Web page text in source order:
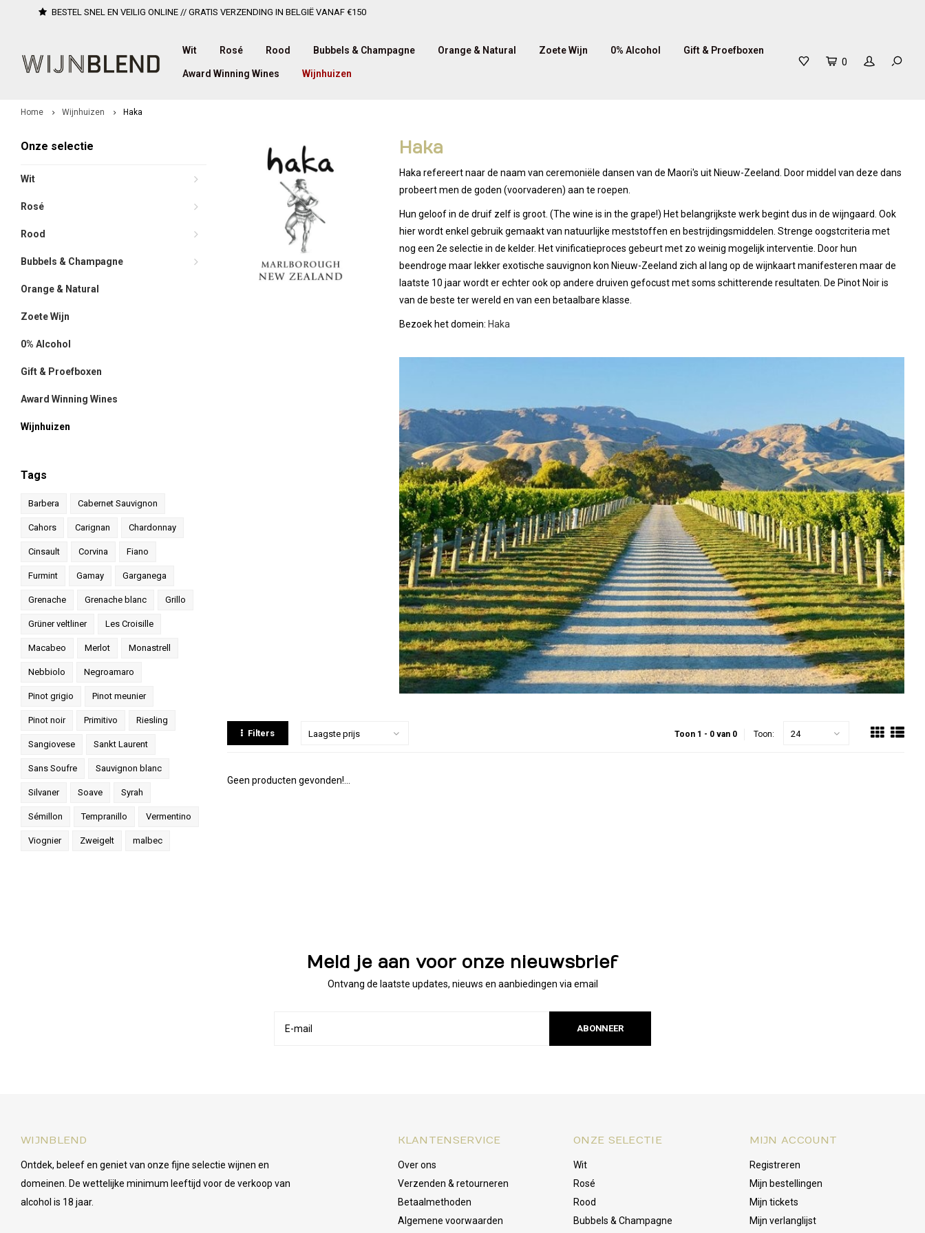
BESTEL SNEL EN VEILIG ONLINE // GRATIS VERZENDING IN BELGIË VANAF €150
Wit Rosé Rood Bubbels & Champagne Orange & Natural Zoete Wijn 0% Alcohol Gift & Proefboxen
Award Winning Wines Wijnhuizen
0
Home Wijnhuizen Haka
Onze selectie
Wit
Rosé
Rood
Bubbels & Champagne
Orange & Natural
Zoete Wijn
0% Alcohol
Gift & Proefboxen
Award Winning Wines
Wijnhuizen
Tags
Barbera Cabernet Sauvignon
Cahors Carignan Chardonnay
Cinsault Corvina Fiano
Furmint Gamay Garganega
Grenache Grenache blanc Grillo
Grüner veltliner Les Croisille
Macabeo Merlot Monastrell
Nebbiolo Negroamaro
Pinot grigio Pinot meunier
Pinot noir Primitivo Riesling
Sangiovese Sankt Laurent
Sans Soufre Sauvignon blanc
Silvaner Soave Syrah
Sémillon Tempranillo Vermentino
Viognier Zweigelt malbec
Haka
Haka refereert naar de naam van ceremoniële dansen van de Maori's uit Nieuw-Zeeland. Door middel van deze dans
probeert men de goden (voorvaderen) aan te roepen.
Hun geloof in de druif zelf is groot. (The wine is in the grape!) Het belangrijkste werk begint dus in de wijngaard. Ook
hier wordt enkel gebruik gemaakt van natuurlijke meststoffen en bestrijdingsmiddelen. Strenge oogstcriteria met
nog een 2e selectie in de kelder. Het vinificatieproces gebeurt met zo weinig mogelijk interventie. Door hun
beendroge maar lekker exotische sauvignon kon Nieuw-Zeeland zich al lang op de wijnkaart manifesteren maar de
laatste 10 jaar wordt er echter ook op andere druiven gefocust met soms schitterende resultaten. De Pinot Noir is
van de beste ter wereld en van een betaalbare klasse.
Bezoek het domein: Haka
Filters Laagste prijs Toon 1 - 0 van 0 Toon: 24
Geen producten gevonden!...
Meld je aan voor onze nieuwsbrief
Ontvang de laatste updates, nieuws en aanbiedingen via email
ABONNEER
WIJNBLEND
Ontdek, beleef en geniet van onze fijne selectie wijnen en
domeinen. De wettelijke minimum leeftijd voor de verkoop van
alcohol is 18 jaar.
KLANTENSERVICE
Over ons
Verzenden & retourneren
Betaalmethoden
Algemene voorwaarden
ONZE SELECTIE
Wit
Rosé
Rood
Bubbels & Champagne
MIJN ACCOUNT
Registreren
Mijn bestellingen
Mijn tickets
Mijn verlanglijst